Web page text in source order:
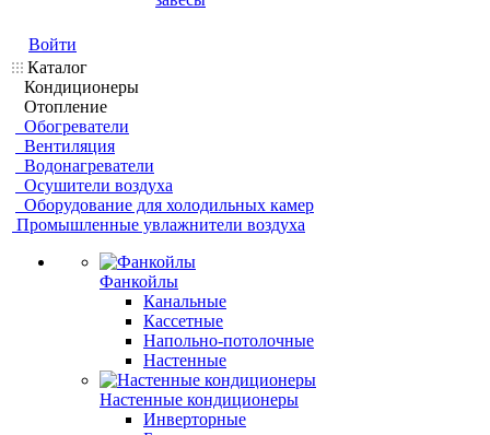
Войти
Каталог
Кондиционеры
Отопление
Обогреватели
Вентиляция
Водонагреватели
Осушители воздуха
Оборудование для холодильных камер
Промышленные увлажнители воздуха
Фанкойлы
Канальные
Кассетные
Напольно-потолочные
Настенные
Настенные кондиционеры
Инверторные